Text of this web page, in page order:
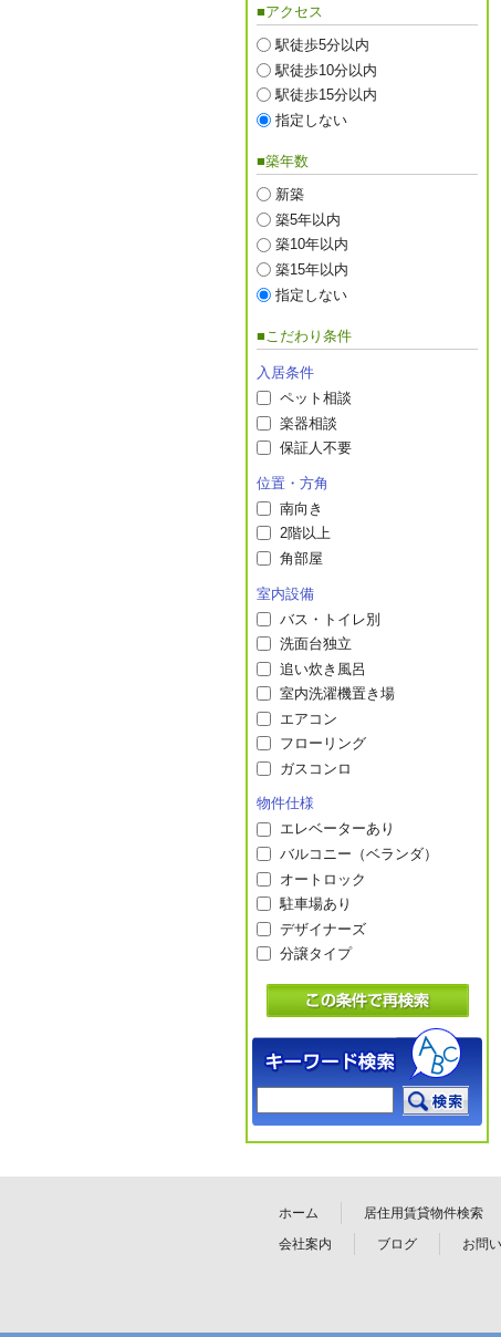
■アクセス
駅徒歩5分以内
駅徒歩10分以内
駅徒歩15分以内
指定しない
■築年数
新築
築5年以内
築10年以内
築15年以内
指定しない
■こだわり条件
入居条件
ペット相談
楽器相談
保証人不要
位置・方角
南向き
2階以上
角部屋
室内設備
バス・トイレ別
洗面台独立
追い炊き風呂
室内洗濯機置き場
エアコン
フローリング
ガスコンロ
物件仕様
エレベーターあり
バルコニー（ベランダ）
オートロック
駐車場あり
デザイナーズ
分譲タイプ
ホーム 居住用賃貸物件検索
会社案内
ブログ お問